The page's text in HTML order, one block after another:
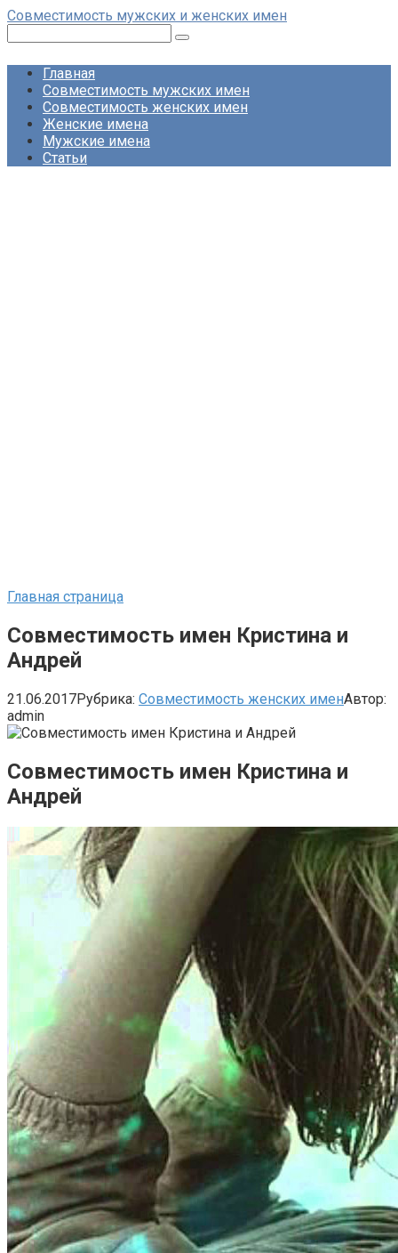
Перейти
контенту
Совместимость мужских и женских имен
Главная
Совместимость мужских имен
Совместимость женских имен
Женские имена
Мужские имена
Статьи
Главная страница
Совместимость имен Кристина и
Андрей
21.06.2017Рубрика: Совместимость женских именАвтор:
admin
Совместимость имен Кристина и
Андрей